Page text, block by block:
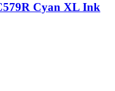
Cyan XL Ink